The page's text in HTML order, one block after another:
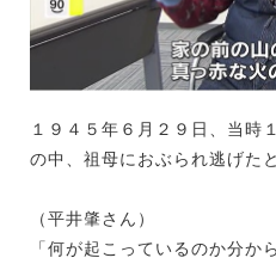
１９４５年６月２９日、当時
の中、祖母におぶられ逃げた
（平井肇さん）
「何が起こっているのか分か